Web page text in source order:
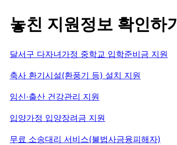
놓친 지원정보 확인하기
달서구 다자녀가정 중학교 입학준비금 지원
축사 환기시설(환풍기 등) 설치 지원
임신·출산 건강관리 지원
입양가정 입양장려금 지원
무료 소송대리 서비스(불법사금융피해자)